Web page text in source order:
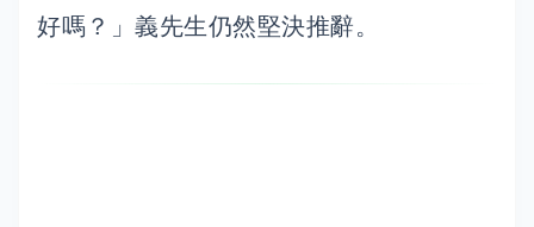
好嗎？」義先生仍然堅決推辭。